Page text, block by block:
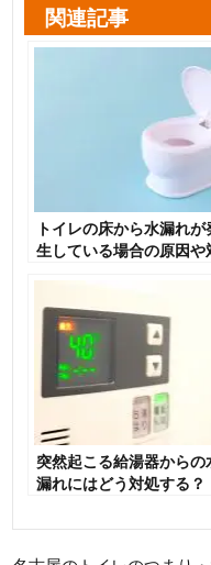
関連記事
トイレの床から水漏れが
生している場合の原因や
突然起こる給湯器からの
漏れにはどう対処する？